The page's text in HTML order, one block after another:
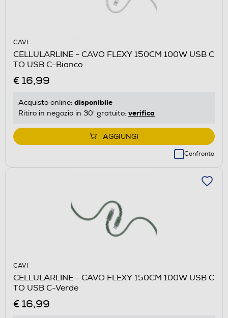
CAVI
CELLULARLINE - CAVO FLEXY 150CM 100W USB C
TO USB C-Bianco
€ 16,99
Acquisto online: disponibile
Ritiro in negozio in 30' gratuito: verifica
AGGIUNGI
Confronta
CAVI
CELLULARLINE - CAVO FLEXY 150CM 100W USB C
TO USB C-Verde
€ 16,99